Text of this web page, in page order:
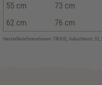
55 cm
73 cm
62 cm
76 cm
Herstellerinformationen: TRIXIE, Industriestr.